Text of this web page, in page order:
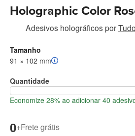
Holographic Color
Adesivos holográficospor
Tamanho
91 × 102 mm
Quantidade
Economize 28% ao adicionar 40
0+Frete grátis